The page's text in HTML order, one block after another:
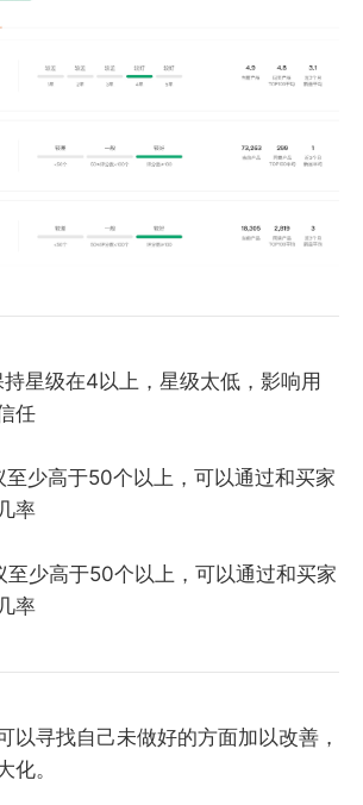
星级在4以上，星级太低，影响用
任
至少高于50个以上，可以通过和买家
率
至少高于50个以上，可以通过和买家
率
以寻找自己未做好的方面加以改善，
化。